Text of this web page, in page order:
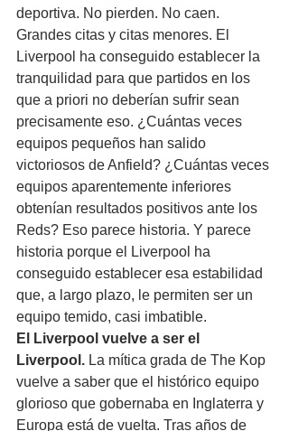
deportiva. No pierden. No caen.
Grandes citas y citas menores. El
Liverpool ha conseguido establecer la
tranquilidad para que partidos en los
que a priori no deberían sufrir sean
precisamente eso. ¿Cuántas veces
equipos pequeños han salido
victoriosos de Anfield? ¿Cuántas veces
equipos aparentemente inferiores
obtenían resultados positivos ante los
Reds? Eso parece historia. Y parece
historia porque el Liverpool ha
conseguido establecer esa estabilidad
que, a largo plazo, le permiten ser un
equipo temido, casi imbatible.
El Liverpool vuelve a ser el
Liverpool. La mítica grada de The Kop
vuelve a saber que el histórico equipo
glorioso que gobernaba en Inglaterra y
Europa está de vuelta. Tras años de